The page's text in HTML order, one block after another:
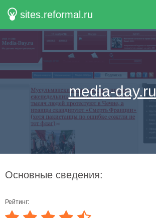
sites.reformal.ru
media-day.ru
Основные сведения:
Рейтинг: